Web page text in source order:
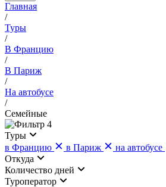
Главная
/
Туры
/
В Францию
/
В Париж
/
На автобусе
/
Семейные
4
Туры
в Францию
в Париж на автобусе
Откуда
Количество дней
Туроператор